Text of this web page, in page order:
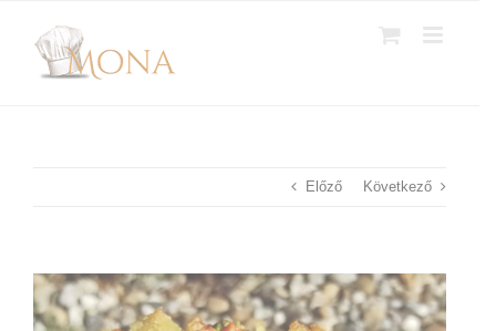
Előző Következő
View
Larger
Image